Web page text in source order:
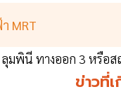
MRT
มพินี ทางออก 3 หรือส
ข่าวที่